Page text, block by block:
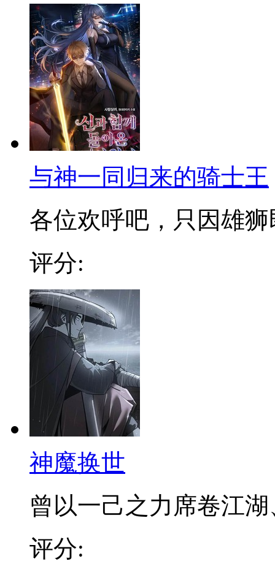
与神一同归来的骑士王
各位欢呼吧，只因雄狮
评分:
神魔换世
曾以一己之力席卷江湖
评分: